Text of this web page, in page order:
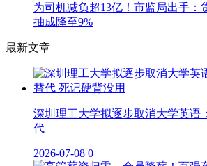
为司机减负超13亿！市监局出手：
抽成降至9%
最新文章
深圳理工大学拟逐步取消大学英语
代
2026-07-08 0